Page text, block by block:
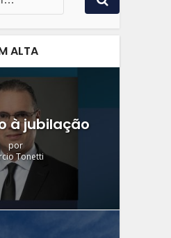
ALTA
à jubilação
por
Tonetti